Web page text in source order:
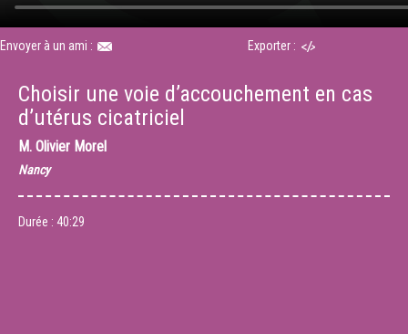
Envoyer à un ami : Exporter :
Choisir une voie d’accouchement en cas
d’utérus cicatriciel
M. Olivier Morel
Nancy
Durée : 40:29